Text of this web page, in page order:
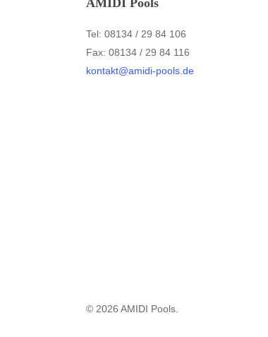
AMIDI Pools
Tel: 08134 / 29 84 106
Fax: 08134 / 29 84 116
kontakt@amidi-pools.de
© 2026 AMIDI Pools.